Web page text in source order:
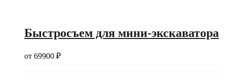
Быстросъем для мини-экскаватора
от 69900 ₽